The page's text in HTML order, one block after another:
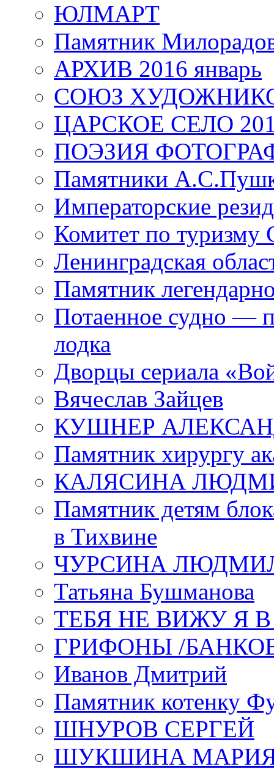
ЮЛМАРТ
Памятник
АРХИВ 2016 январь
СОЮЗ
ЦАРСКОЕ СЕЛО
ПОЭЗИЯ
Памятники
Императорские
Комитет по туризму
Ленинградская
Памятник
Потаенное судно —
лодка
Дворцы сериала
Вячеслав Зайцев
КУШНЕР
Памятник хирургу
КАЛЯСИНА
Памятник детям
в Тихвине
ЧУРСИНА
Татьяна Бушманова
ТЕБЯ НЕ ВИЖУ Я
ГРИФОНЫ /
Иванов Дмитрий
Памятник котенку
ШНУРОВ СЕРГЕЙ
ШУКШИНА